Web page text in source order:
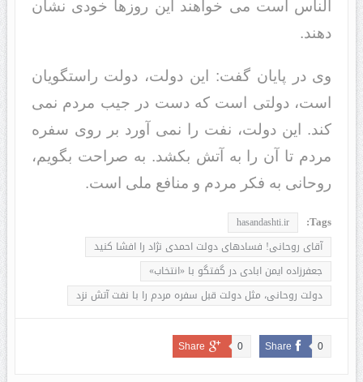
الناس است می خواهند این روزها خودی نشان
دهند.
وی در پایان گفت: این دولت، دولت راستگویان
است، دولتی است که دست در جیب مردم نمی
کند. این دولت، نفت را نمی آورد بر روی سفره
مردم تا آن را به آتش بکشد. به صراحت بگویم،
روحانی به فکر مردم و منافع ملی است.
Tags:
hasandashti.ir
آقای روحانی! فسادهای دولت احمدی نژاد را افشا کنید
جعفرزاده ایمن ابادی در گفتگو با «انتخاب»
دولت روحانی، مثل دولت قبل سفره مردم را با نفت آتش نزد
Share 0
Share 0